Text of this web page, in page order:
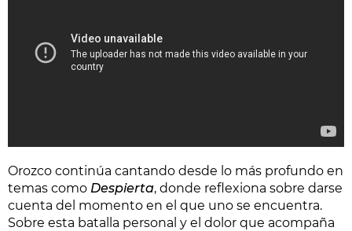
Orozco continúa cantando desde lo más profundo en
temas como Despierta, donde reflexiona sobre darse
cuenta del momento en el que uno se encuentra.
Sobre esta batalla personal y el dolor que acompaña